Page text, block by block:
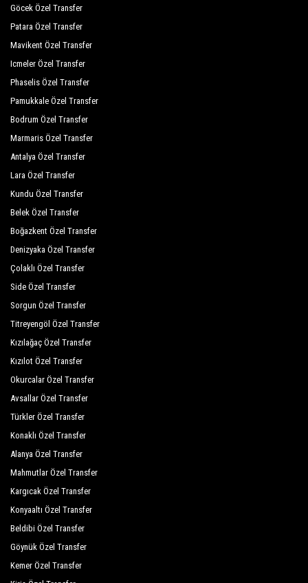
Göcek Özel Transfer
Patara Özel Transfer
Mavikent Özel Transfer
Icmeler Özel Transfer
Phaselis Özel Transfer
Pamukkale Özel Transfer
Bodrum Özel Transfer
Marmaris Özel Transfer
Antalya Özel Transfer
Lara Özel Transfer
Kundu Özel Transfer
Belek Özel Transfer
Boğazkent Özel Transfer
Denizyaka Özel Transfer
Çolaklı Özel Transfer
Side Özel Transfer
Sorgun Özel Transfer
Titreyengöl Özel Transfer
Kızılağaç Özel Transfer
Kızılot Özel Transfer
Okurcalar Özel Transfer
Avsallar Özel Transfer
Türkler Özel Transfer
Konaklı Özel Transfer
Alanya Özel Transfer
Mahmutlar Özel Transfer
Kargıcak Özel Transfer
Konyaaltı Özel Transfer
Beldibi Özel Transfer
Göynük Özel Transfer
Kemer Özel Transfer